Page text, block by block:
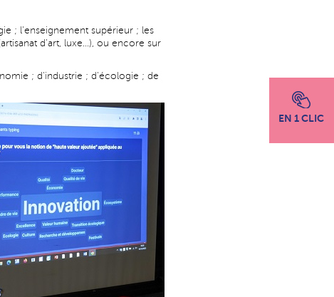
EN 1 CLIC
; l'enseignement supérieur ; les
d'art, luxe...), ou encore sur
; d'industrie ; d'écologie ; de